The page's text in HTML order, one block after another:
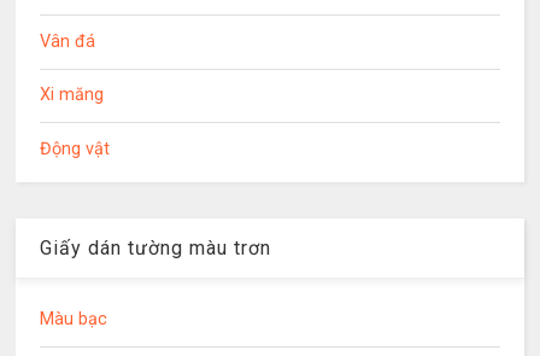
Vân đá
Xi măng
Động vật
Giấy dán tường màu trơn
Màu bạc